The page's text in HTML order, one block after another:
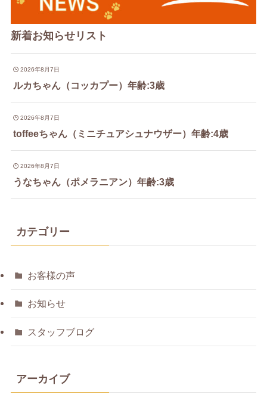
新着お知らせリスト
2026年8月7日
ルカちゃん（コッカプー）年齢:3歳
2026年8月7日
toffeeちゃん（ミニチュアシュナウザー）年齢:4歳
2026年8月7日
うなちゃん（ポメラニアン）年齢:3歳
カテゴリー
お客様の声
お知らせ
スタッフブログ
アーカイブ